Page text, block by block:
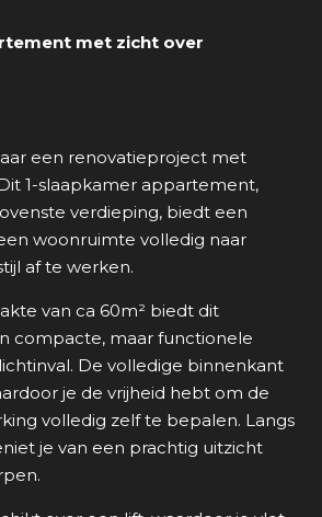
met zicht over
een renovatieproject met
1-slaapkamer appartement,
verdieping, biedt een
woonruimte volledig naar
af te werken.
van ca 60m² biedt dit
compacte, maar functionele
De volledige binnenkant
je de vrijheid hebt om de
volledig zelf te bepalen. Langs
je van een prachtig uitzicht